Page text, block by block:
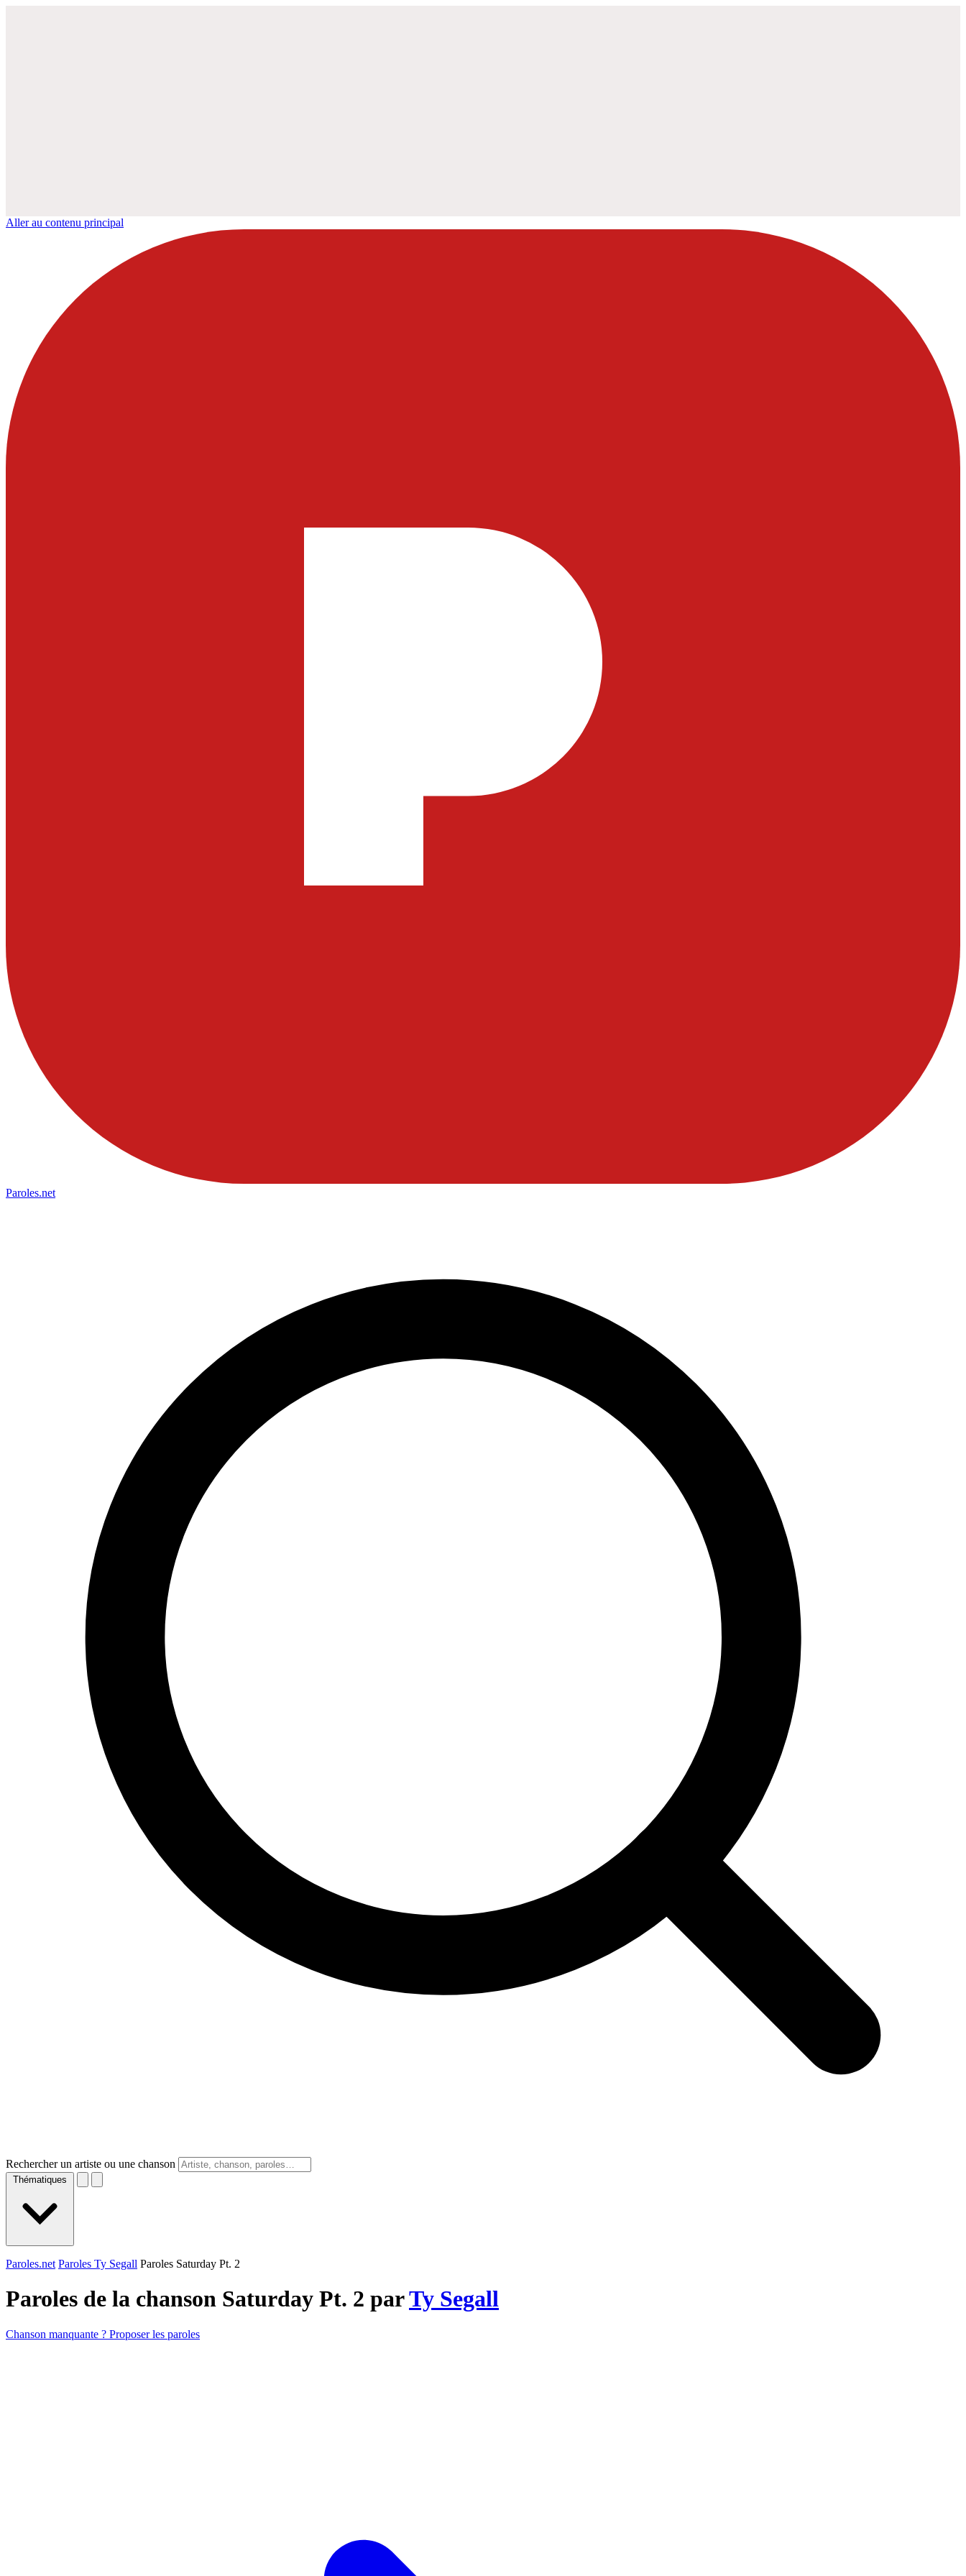
Aller au contenu principal
Paroles.net
Rechercher un artiste ou une chanson
Thématiques
Paroles.net Paroles Ty Segall Paroles Saturday Pt. 2
Paroles de la chanson Saturday Pt. 2 parTy Segall
Chanson manquante ? Proposer les paroles